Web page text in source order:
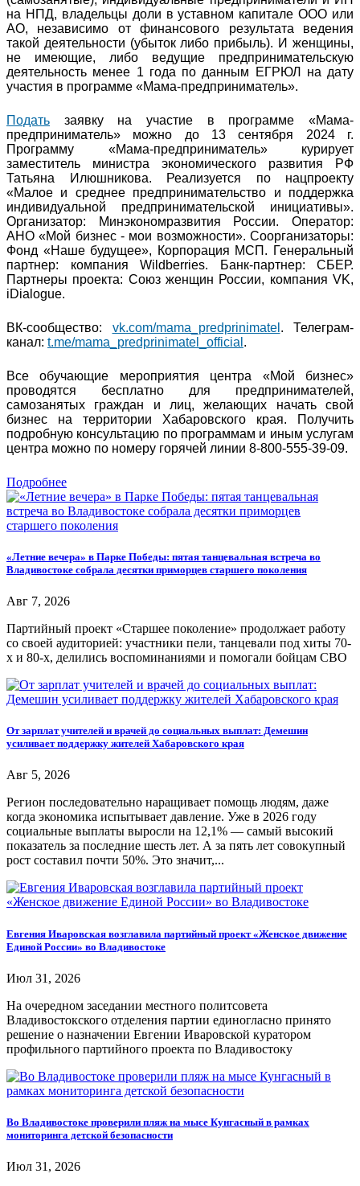
на НПД, владельцы доли в уставном капитале ООО или
АО, независимо от финансового результата ведения
такой деятельности (убыток либо прибыль). И женщины,
не имеющие, либо ведущие предпринимательскую
деятельность менее 1 года по данным ЕГРЮЛ на дату
участия в программе «Мама-предприниматель».
Подать заявку на участие в программе «Мама-
предприниматель» можно до 13 сентября 2024 г.
Программу «Мама-предприниматель» курирует
заместитель министра экономического развития РФ
Татьяна Илюшникова. Реализуется по нацпроекту
«Малое и среднее предпринимательство и поддержка
индивидуальной предпринимательской инициативы».
Организатор: Минэкономразвития России. Оператор:
АНО «Мой бизнес - мои возможности». Соорганизаторы:
Фонд «Наше будущее», Корпорация МСП. Генеральный
партнер: компания Wildberries. Банк-партнер: СБЕР.
Партнеры проекта: Союз женщин России, компания VK,
iDialogue.
ВК-сообщество: vk.com/mama_predprinimatel . Телеграм-
канал: t.me/mama_predprinimatel_official .
Все обучающие мероприятия центра «Мой бизнес»
проводятся бесплатно для предпринимателей,
самозанятых граждан и лиц, желающих начать свой
бизнес на территории Хабаровского края. Получить
подробную консультацию по программам и иным услугам
центра можно по номеру горячей линии 8-800-555-39-09.
Подробнее
«Летние вечера» в Парке Победы: пятая танцевальная встреча во
Владивостоке собрала десятки приморцев старшего поколения
Авг 7, 2026
Партийный проект «Старшее поколение» продолжает работу
со своей аудиторией: участники пели, танцевали под хиты 70-
х и 80-х, делились воспоминаниями и помогали бойцам СВО
От зарплат учителей и врачей до социальных выплат: Демешин
усиливает поддержку жителей Хабаровского края
Авг 5, 2026
Регион последовательно наращивает помощь людям, даже
когда экономика испытывает давление. Уже в 2026 году
социальные выплаты выросли на 12,1% — самый высокий
показатель за последние шесть лет. А за пять лет совокупный
рост составил почти 50%. Это значит,...
Евгения Иваровская возглавила партийный проект «Женское движение
Единой России» во Владивостоке
Июл 31, 2026
На очередном заседании местного политсовета
Владивостокского отделения партии единогласно принято
решение о назначении Евгении Иваровской куратором
профильного партийного проекта по Владивостоку
Во Владивостоке проверили пляж на мысе Кунгасный в рамках
мониторинга детской безопасности
Июл 31, 2026